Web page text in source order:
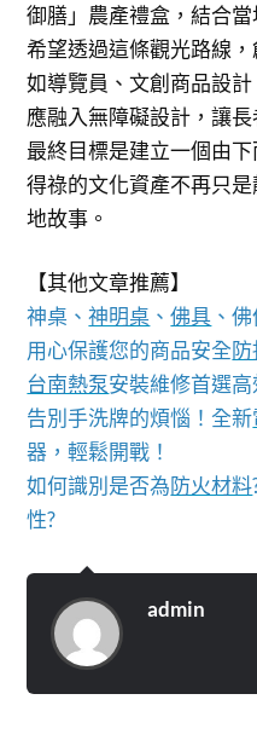
御膳」農產禮盒，結合
希望透過這條觀光路線
如導覽員、文創商品設
應融入無障礙設計，讓
最終目標是建立一個由
得祿的文化資產不再只
地故事。
【其他文章推薦】
神桌、神明桌 、佛具 、
用心保護您的商品安全
台南熱泵安裝維修首選
告別手洗牌的煩惱！全新
器，輕鬆開戰！
如何識別是否為防火材料
性?
admin